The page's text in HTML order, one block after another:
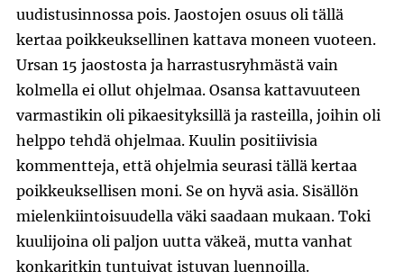
uudistusinnossa pois. Jaostojen osuus oli tällä
kertaa poikkeuksellinen kattava moneen vuoteen.
Ursan 15 jaostosta ja harrastusryhmästä vain
kolmella ei ollut ohjelmaa. Osansa kattavuuteen
varmastikin oli pikaesityksillä ja rasteilla, joihin oli
helppo tehdä ohjelmaa. Kuulin positiivisia
kommentteja, että ohjelmia seurasi tällä kertaa
poikkeuksellisen moni. Se on hyvä asia. Sisällön
mielenkiintoisuudella väki saadaan mukaan. Toki
kuulijoina oli paljon uutta väkeä, mutta vanhat
konkaritkin tuntuivat istuvan luennoilla.